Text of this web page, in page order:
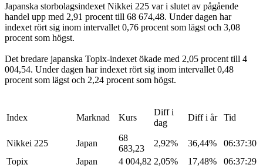
Japanska storbolagsindexet Nikkei 225 var i slutet av pågående
handel upp med 2,91 procent till 68 674,48. Under dagen har
indexet rört sig inom intervallet 0,76 procent som lägst och 3,08
procent som högst.
Det bredare japanska Topix-indexet ökade med 2,05 procent till 4
004,54. Under dagen har indexet rört sig inom intervallet 0,48
procent som lägst och 2,24 procent som högst.
Index Marknad Kurs
Diff i
dag
Diff i år Tid
Nikkei 225 Japan
68
683,23
2,92% 36,44%
06:37:30
Topix
Japan 4 004,82 2,05% 17,48%
06:37:29